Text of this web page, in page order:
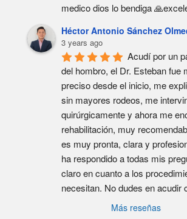
medico dios lo bendiga
Héctor Antonio Sánchez
3 years ago
Acudí por un
del hombro, el Dr. Esteban fue
preciso desde el inicio, me
sin mayores rodeos, me
quirúrgicamente y ahora me
rehabilitación, muy
es muy pronta, clara y
ha respondido a todas mis
claro en cuanto a los
necesitan. No dudes en acudir
Más reseñas